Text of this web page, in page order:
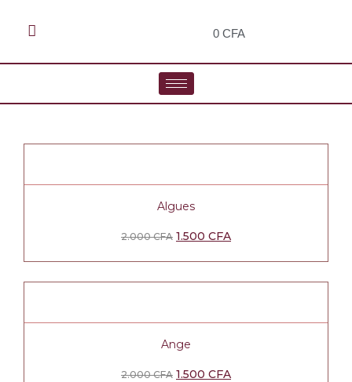
0CFA
Algues
2.000CFA 1.500 CFA
Ange
2.000CFA 1.500 CFA